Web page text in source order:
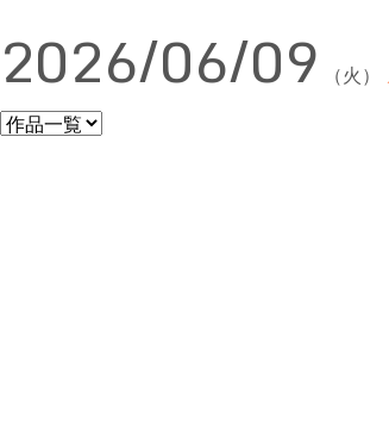
2026/06/09 （火）